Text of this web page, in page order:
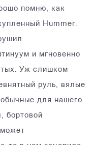
помню, как
Hummer.
и мгновенно
Уж слишком
руль, вялые
для нашего
бортовой